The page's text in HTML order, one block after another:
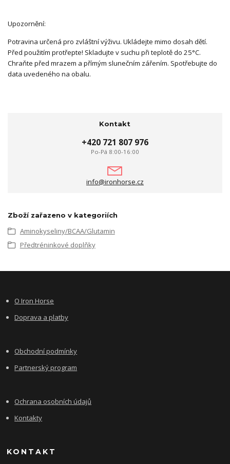
Upozornění:
Potravina určená pro zvláštní výživu. Ukládejte mimo dosah dětí.
Před použitím protřepte! Skladujte v suchu při teplotě do 25°C.
Chraňte před mrazem a přímým slunečním zářením. Spotřebujte do
data uvedeného na obalu.
Kontakt
+420 721 807 976
Po-Pá 8:00-16:00
info@ironhorse.cz
Zboží zařazeno v kategoriích
Aminokyseliny/BCAA/Glutamin
Předtréninkové doplňky
O Iron Horse
Doprava a platby
Obchodní podmínky
Partnerský program
Ochrana osobních údajů
Kontakty
KONTAKT